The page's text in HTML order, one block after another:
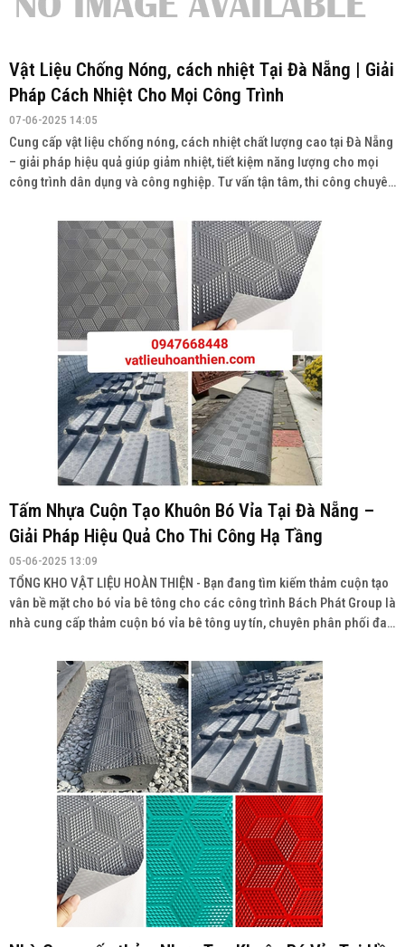
Vật Liệu Chống Nóng, cách nhiệt Tại Đà Nẵng | Giải
Pháp Cách Nhiệt Cho Mọi Công Trình
07-06-2025 14:05
Cung cấp vật liệu chống nóng, cách nhiệt chất lượng cao tại Đà Nẵng
– giải pháp hiệu quả giúp giảm nhiệt, tiết kiệm năng lượng cho mọi
công trình dân dụng và công nghiệp. Tư vấn tận tâm, thi công chuyên
Tấm Nhựa Cuộn Tạo Khuôn Bó Vỉa Tại Đà Nẵng –
Giải Pháp Hiệu Quả Cho Thi Công Hạ Tầng
05-06-2025 13:09
TỔNG KHO VẬT LIỆU HOÀN THIỆN - Bạn đang tìm kiếm thảm cuộn tạo
vân bề mặt cho bó vỉa bê tông cho các công trình Bách Phát Group là
nhà cung cấp thảm cuộn bó vỉa bê tông uy tín, chuyên phân phối đa
toàn quốc.